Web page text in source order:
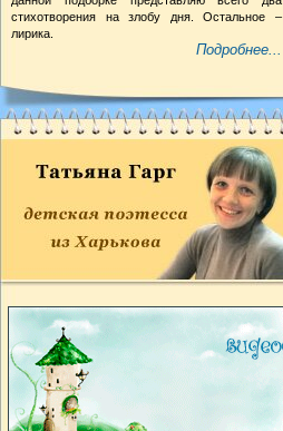
стихотворения на злобу дня. Остальное –
лирика.
Подробнее...